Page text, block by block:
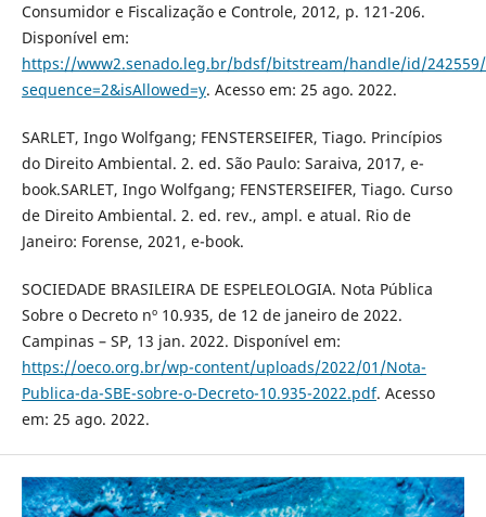
Consumidor e Fiscalização e Controle, 2012, p. 121-206.
Disponível em:
https://www2.senado.leg.br/bdsf/bitstream/handle/id/242559/
sequence=2&isAllowed=y. Acesso em: 25 ago. 2022.
SARLET, Ingo Wolfgang; FENSTERSEIFER, Tiago. Princípios
do Direito Ambiental. 2. ed. São Paulo: Saraiva, 2017, e-
book.SARLET, Ingo Wolfgang; FENSTERSEIFER, Tiago. Curso
de Direito Ambiental. 2. ed. rev., ampl. e atual. Rio de
Janeiro: Forense, 2021, e-book.
SOCIEDADE BRASILEIRA DE ESPELEOLOGIA. Nota Pública
Sobre o Decreto nº 10.935, de 12 de janeiro de 2022.
Campinas – SP, 13 jan. 2022. Disponível em:
https://oeco.org.br/wp-content/uploads/2022/01/Nota-
Publica-da-SBE-sobre-o-Decreto-10.935-2022.pdf. Acesso
em: 25 ago. 2022.